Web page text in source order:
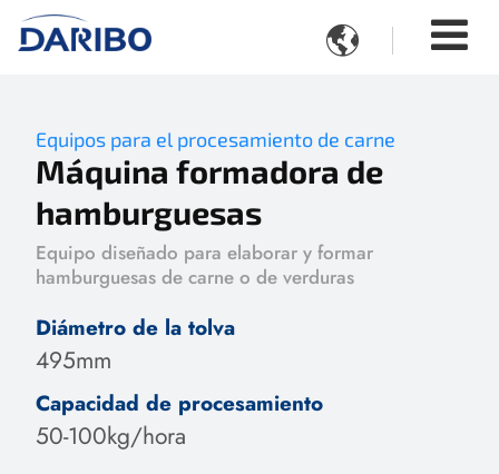

Equipos para el procesamiento de carne
Máquina formadora de
hamburguesas
Equipo diseñado para elaborar y formar
hamburguesas de carne o de verduras
Diámetro de la tolva
495mm
Capacidad de procesamiento
50-100kg/hora